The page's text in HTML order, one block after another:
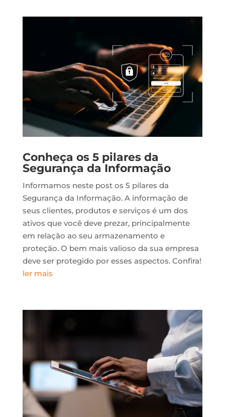
Conheça os 5 pilares da
Segurança da Informação
Informamos neste post os 5 pilares da
Segurança da Informação. A informação de
seus clientes, produtos e serviços é um dos
ativos que você deve prezar, principalmente
em relação ao seu armazenamento e
proteção. O bem mais valioso da sua empresa
deve ser protegido por esses aspectos. Confira!
ler mais